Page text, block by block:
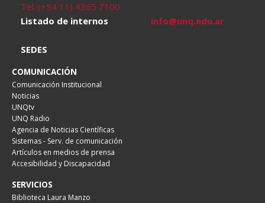
Tel. (+54 11) 4365 7100
Listado de internos
info@unq.edu.ar
SEDES
COMUNICACIÓN
Comunicación Institucional
Noticias
UNQtv
UNQ Radio
Agencia de Noticias Científicas
Sistemas - Serv. de comunicación
Artículos en medios de prensa
Accesibilidad y Discapacidad
SERVICIOS
Biblioteca Laura Manzo